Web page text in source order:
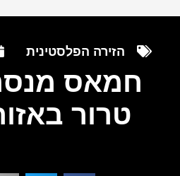
הזירה הפלסטינית
חמאס
טרור